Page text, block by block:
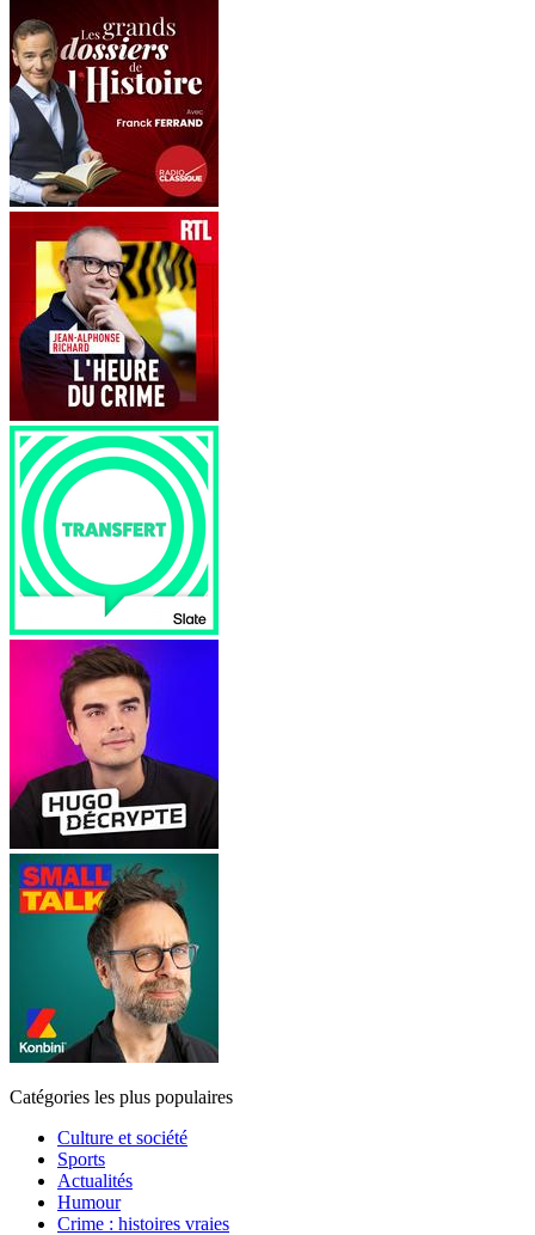
Catégories les plus populaires
Culture et société
Sports
Actualités
Humour
Crime : histoires vraies